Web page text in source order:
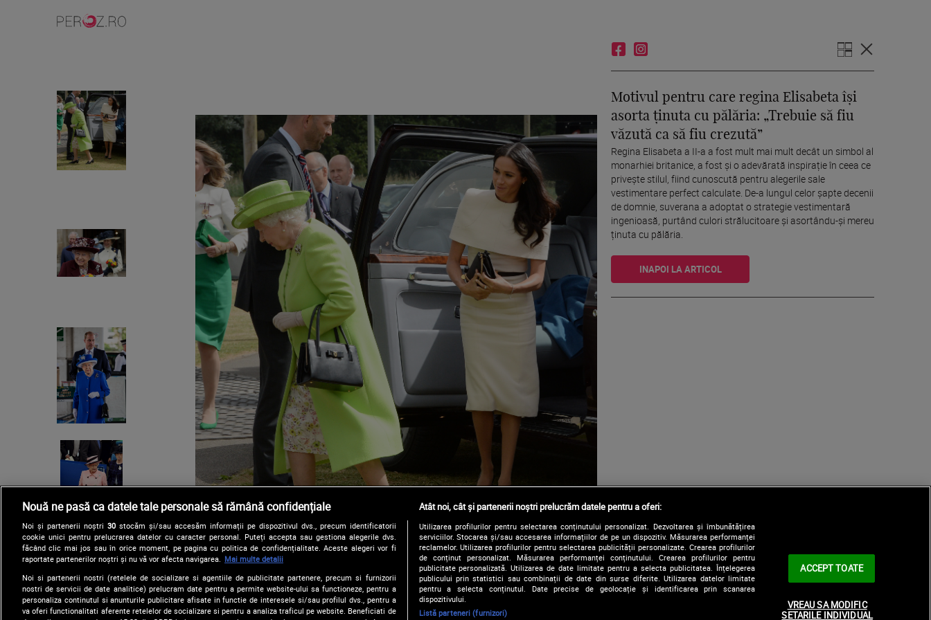
Motivul pentru care regina Elisabeta își
asorta ținuta cu pălăria: „Trebuie să fiu
văzută ca să fiu crezută”
Regina Elisabeta a II-a a fost mult mai mult decât un simbol al
monarhiei britanice, a fost și o adevărată inspirație în ceea ce
privește stilul, fiind cunoscută pentru alegerile sale
vestimentare perfect calculate. De-a lungul celor șapte decenii
de domnie, suverana a adoptat o strategie vestimentară
ingenioasă, purtând culori strălucitoare și asortându-și mereu
ținuta cu pălăria.
Nouă ne pasă ca datele tale personale să rămână confidențiale
Noi și partenerii noștri 30stocăm și/sau accesăm informații pe dispozitivul dvs., precum identificatorii
cookie unici pentru prelucrarea datelor cu caracter personal. Puteți accepta sau gestiona alegerile dvs.
făcând clic mai jos sau în orice moment, pe pagina cu politica de confidențialitate. Aceste alegeri vor fi
raportate partenerilor noștri și nu vă vor afecta navigarea. Mai multe detalii
Noi si partenerii nostri (retelele de socializare si agentiile de publicitate partenere, precum si furnizorii
nostri de servicii de date analitice) prelucram date pentru a permite website-ului sa functioneze, pentru a
personaliza continutul si anunturile publicitare afisate in functie de interesele si/sau profilul dvs., pentru a
va oferi functionalitati aferente retelelor de socializare si pentru a analiza traficul pe website. Beneficiati de
Atât noi, cât și partenerii noștri prelucrăm datele pentru a oferi:
Utilizarea profilurilor pentru selectarea conținutului personalizat. Dezvoltarea și îmbunătățirea
serviciilor. Stocarea și/sau accesarea informațiilor de pe un dispozitiv. Măsurarea performanței
reclamelor. Utilizarea profilurilor pentru selectarea publicității personalizate. Crearea profilurilor
de conținut personalizat. Măsurarea performanței conținutului. Crearea profilurilor pentru
publicitate personalizată. Utilizarea de date limitate pentru a selecta publicitatea. Înțelegerea
publicului prin statistici sau combinații de date din surse diferite. Utilizarea datelor limitate
pentru a selecta conținutul. Date precise de geolocație și identificarea prin scanarea
dispozitivului.
Listă parteneri (furnizori)
ACCEPT TOATE
VREAU SA MODIFIC
SETARILE INDIVIDUAL